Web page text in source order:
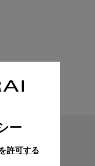
ー
許可する